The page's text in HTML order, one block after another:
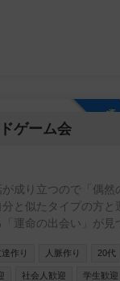
ゲーム会
成り立つので「偶然
と似たタイプの方と
運命の出会い」が見
作り 人脈作り 20代
社会人歓迎 学生歓迎